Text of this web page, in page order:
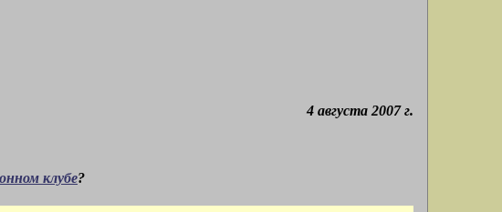
4 августа 2007 г.
клубе?